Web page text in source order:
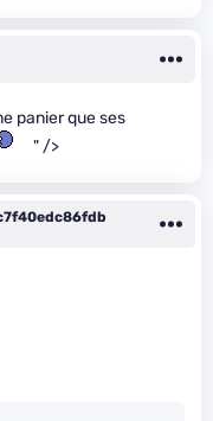
panier que ses
" />